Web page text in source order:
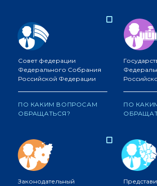
Совет федерации
Федерального Собрания
Российской Федерации
ПО КАКИМ ВОПРОСАМ
ОБРАЩАТЬСЯ?
ПО
Законодательный